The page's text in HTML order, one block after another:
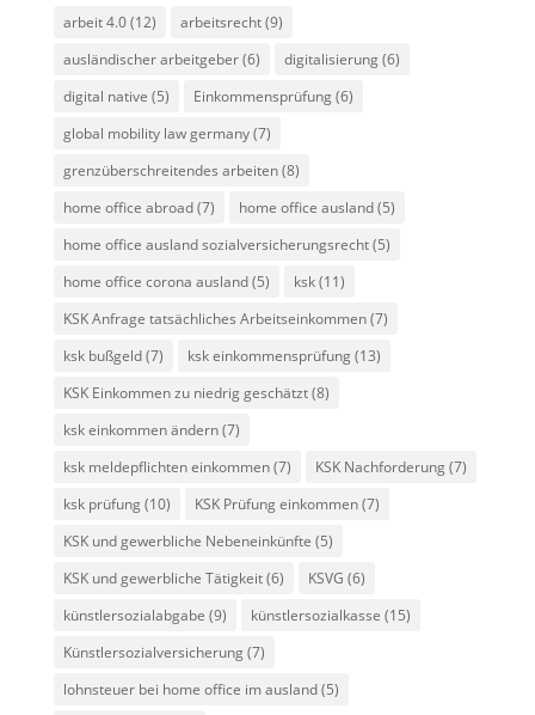
arbeit 4.0(12) arbeitsrecht(9)
ausländischer arbeitgeber(6) digitalisierung(6)
digital native (5) Einkommensprüfung(6)
global mobility law germany(7)
grenzüberschreitendes arbeiten(8)
home office abroad(7) home office ausland(5)
home office ausland sozialversicherungsrecht(5)
home office corona ausland(5) ksk(11)
KSK Anfrage tatsächliches Arbeitseinkommen(7)
ksk bußgeld(7) ksk einkommensprüfung(13)
KSK Einkommen zu niedrig geschätzt(8)
ksk einkommen ändern(7)
ksk meldepflichten einkommen(7) KSK Nachforderung(7)
ksk prüfung(10) KSK Prüfung einkommen(7)
KSK und gewerbliche Nebeneinkünfte (5)
KSK und gewerbliche Tätigkeit(6) KSVG (6)
künstlersozialabgabe (9) künstlersozialkasse (15)
Künstlersozialversicherung(7)
lohnsteuer bei home office im ausland(5)